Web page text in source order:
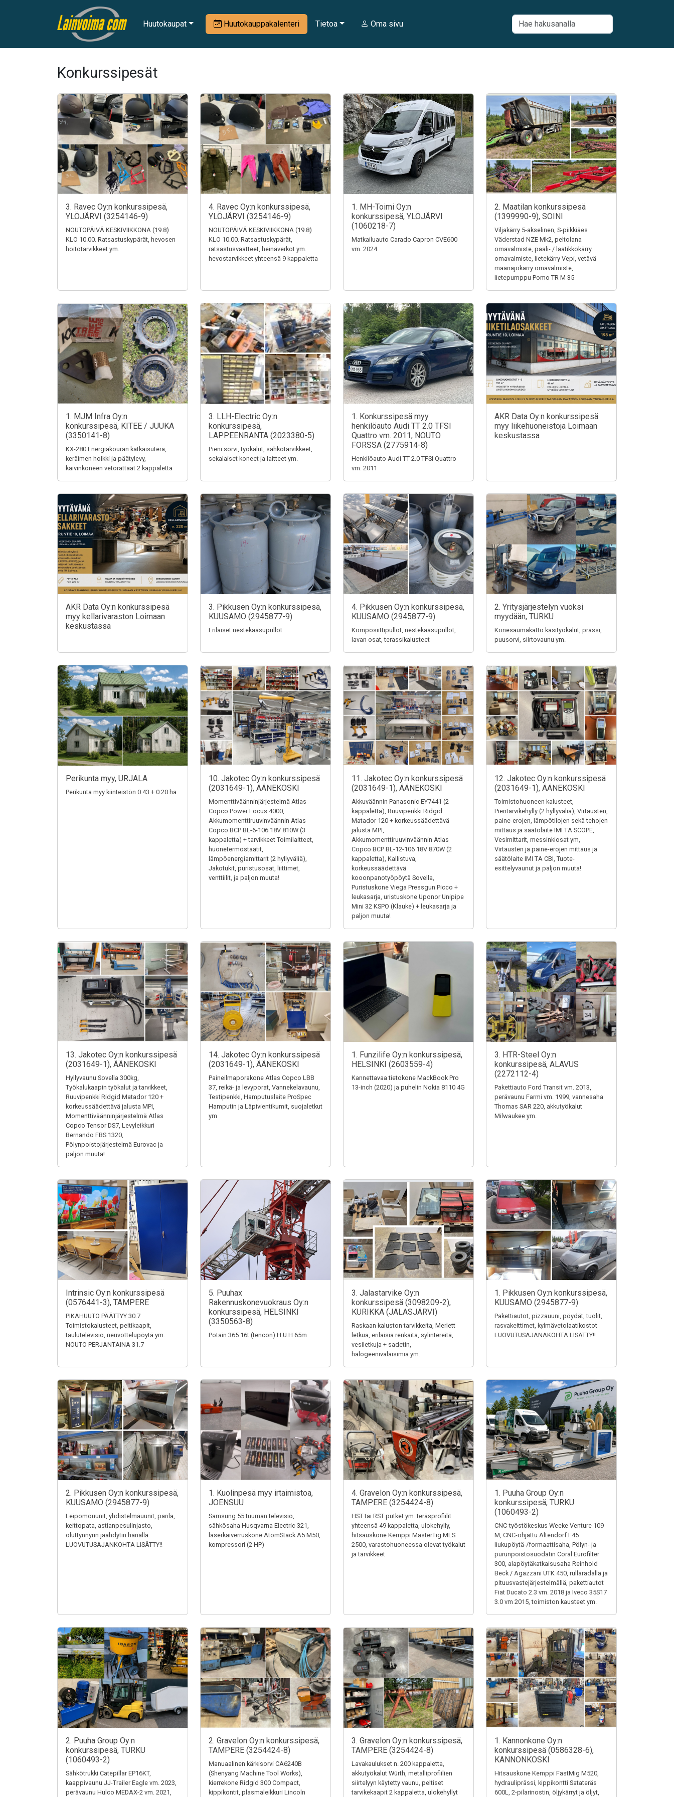
Huutokaupat Huutokauppakalenteri Tietoa Oma sivu
Konkurssipesät
3. Ravec Oy:n konkurssipesä,
YLÖJÄRVI (3254146-9)
NOUTOPÄIVÄ KESKIVIIKKONA (19.8)
KLO 10.00. Ratsastuskypärät, hevosen
hoitotarvikkeet ym.
4. Ravec Oy:n konkurssipesä,
YLÖJÄRVI (3254146-9)
NOUTOPÄIVÄ KESKIVIIKKONA (19.8)
KLO 10.00. Ratsastuskypärät,
ratsastusvaatteet, heinäverkot ym.
hevostarvikkeet yhteensä 9 kappaletta
1. MH-Toimi Oy:n
konkurssipesä, YLÖJÄRVI
(1060218-7)
Matkailuauto Carado Capron CVE600
vm. 2024
2. Maatilan konkurssipesä
(1399990-9), SOINI
Viljakärry 5-akselinen, S-piikkiäes
Väderstad NZE Mk2, peltolana
omavalmiste, paali- / laatikkokärry
omavalmiste, lietekärry Vepi, vetävä
maanajokärry omavalmiste,
lietepumppu Pomo TR M 35
1. MJM Infra Oy:n
konkurssipesä, KITEE / JUUKA
(3350141-8)
KX-280 Energiakouran katkaisuterä,
keräimen holkki ja päätylevy,
kaivinkoneen vetorattaat 2 kappaletta
3. LLH-Electric Oy:n
konkurssipesä,
LAPPEENRANTA (2023380-5)
Pieni sorvi, työkalut, sähkötarvikkeet,
sekalaiset koneet ja laitteet ym.
1. Konkurssipesä myy
henkilöauto Audi TT 2.0 TFSI
Quattro vm. 2011, NOUTO
FORSSA (2775914-8)
Henkilöauto Audi TT 2.0 TFSI Quattro
vm. 2011
AKR Data Oy:n konkurssipesä
myy liikehuoneistoja Loimaan
keskustassa
AKR Data Oy:n konkurssipesä
myy kellarivaraston Loimaan
keskustassa
3. Pikkusen Oy:n konkurssipesä,
KUUSAMO (2945877-9)
Erilaiset nestekaasupullot
4. Pikkusen Oy:n konkurssipesä,
KUUSAMO (2945877-9)
Komposiittipullot, nestekaasupullot,
lavan osat, terassikalusteet
2. Yritysjärjestelyn vuoksi
myydään, TURKU
Konesaumakatto käsityökalut, prässi,
puusorvi, siirtovaunu ym.
Perikunta myy, URJALA
Perikunta myy kiinteistön 0.43 + 0.20 ha
10. Jakotec Oy:n konkurssipesä
(2031649-1), ÄÄNEKOSKI
Momenttiväänninjärjestelmä Atlas
Copco Power Focus 4000,
Akkumomenttiruuvinväännin Atlas
Copco BCP BL-6-106 18V 810W (3
kappaletta) + tarvikkeet Toimilaitteet,
huonetermostaatit,
lämpöenergiamittarit (2 hyllyväliä),
Jakotukit, puristusosat, liittimet,
venttiilit, ja paljon muuta!
11. Jakotec Oy:n konkurssipesä
(2031649-1), ÄÄNEKOSKI
Akkuväännin Panasonic EY7441 (2
kappaletta), Ruuvipenkki Ridgid
Matador 120 + korkeussäädettävä
jalusta MPI,
Akkumomenttiruuvinväännin Atlas
Copco BCP BL-12-106 18V 870W (2
kappaletta), Kallistuva,
korkeussäädettävä
kooonpanotyöpöytä Sovella,
Puristuskone Viega Pressgun Picco +
leukasarja, uristuskone Uponor Unipipe
Mini 32 KSPO (Klauke) + leukasarja ja
paljon muuta!
12. Jakotec Oy:n konkurssipesä
(2031649-1), ÄÄNEKOSKI
Toimistohuoneen kalusteet,
Pientarvikehylly (2 hyllyväliä), Virtausten,
paine-erojen, lämpötilojen sekä tehojen
mittaus ja säätölaite IMI TA SCOPE,
Vesimittarit, messinkiosat ym,
Virtausten ja paine-erojen mittaus ja
säätölaite IMI TA CBI, Tuote-
esittelyvaunut ja paljon muuta!
13. Jakotec Oy:n konkurssipesä
(2031649-1), ÄÄNEKOSKI
Hyllyvaunu Sovella 300kg,
Työkalukaapin työkalut ja tarvikkeet,
Ruuvipenkki Ridgid Matador 120 +
korkeussäädettävä jalusta MPI,
Momenttiväänninjärjestelmä Atlas
Copco Tensor DS7, Levyleikkuri
Bernando FBS 1320,
Pölynpoistojärjestelmä Eurovac ja
paljon muuta!
14. Jakotec Oy:n konkurssipesä
(2031649-1), ÄÄNEKOSKI
Paineilmaporakone Atlas Copco LBB
37, reikä- ja levyporat, Vannekelavaunu,
Testipenkki, Hamputuslaite ProSpec
Hamputin ja Läpivientikumit, suojaletkut
ym
1. Funzilife Oy:n konkurssipesä,
HELSINKI (2603559-4)
Kannettavaa tietokone MackBook Pro
13-inch (2020) ja puhelin Nokia 8110 4G
3. HTR-Steel Oy:n
konkurssipesä, ALAVUS
(2272112-4)
Pakettiauto Ford Transit vm. 2013,
perävaunu Farmi vm. 1999, vannesaha
Thomas SAR 220, akkutyökalut
Milwaukee ym.
Intrinsic Oy:n konkurssipesä
(0576441-3), TAMPERE
PIKAHUUTO PÄÄTTYY 30.7
Toimistokalusteet, peltikaapit,
taulutelevisio, neuvottelupöytä ym.
NOUTO PERJANTAINA 31.7
5. Puuhax
Rakennuskonevuokraus Oy:n
konkurssipesä, HELSINKI
(3350563-8)
Potain 365 16t (tencon) H.U.H 65m
3. Jalastarvike Oy:n
konkurssipesä (3098209-2),
KURIKKA (JALASJÄRVI)
Raskaan kaluston tarvikkeita, Merlett
letkua, erilaisia renkaita, sylintereitä,
vesiletkuja + sadetin,
halogeenivalaisimia ym.
1. Pikkusen Oy:n konkurssipesä,
KUUSAMO (2945877-9)
Pakettiautot, pizzauuni, pöydät, tuolit,
rasvakeittimet, kylmävetolaatikostot
LUOVUTUSAJANAKOHTA LISÄTTY!!
2. Pikkusen Oy:n konkurssipesä,
KUUSAMO (2945877-9)
Leipomouunit, yhdistelmäuunit, parila,
keittopata, astianpesulinjasto,
oluttynnyrin jäähdytin hanalla
LUOVUTUSAJANKOHTA LISÄTTY!!
1. Kuolinpesä myy irtaimistoa,
JOENSUU
Samsung 55 tuuman televisio,
sähkösaha Husqvarna Electric 321,
laserkaiverruskone AtomStack A5 M50,
kompressori (2 HP)
4. Gravelon Oy:n konkurssipesä,
TAMPERE (3254424-8)
HST tai RST putket ym. teräsprofiilit
yhteensä 49 kappaletta, ulokehylly,
hitsauskone Kemppi MasterTig MLS
2500, varastohuoneessa olevat työkalut
ja tarvikkeet
1. Puuha Group Oy:n
konkurssipesä, TURKU
(1060493-2)
CNC-työstökeskus Weeke Venture 109
M, CNC-ohjattu Altendorf F45
liukupöytä-/formaattisaha, Pölyn- ja
purunpoistosuodatin Coral Eurofilter
300, alapöytäkatkaisusaha Reinhold
Beck / Agazzani UTK 450, rullaradalla ja
pituusvastejärjestelmällä, pakettiautot
Fiat Ducato 2.3 vm. 2018 ja Iveco 35S17
3.0 vm 2015, toimiston kausteet ym.
2. Puuha Group Oy:n
konkurssipesä, TURKU
(1060493-2)
Sähkötrukki Catepillar EP16KT,
kaappivaunu JJ-Trailer Eagle vm. 2023,
perävaunu Hulco MEDAX-2 vm. 2021,
2. Gravelon Oy:n konkurssipesä,
TAMPERE (3254424-8)
Manuaalinen kärkisorvi CA6240B
(Shenyang Machine Tool Works),
kierrekone Ridgid 300 Compact,
kippikontit, plasmaleikkuri Lincoln
3. Gravelon Oy:n konkurssipesä,
TAMPERE (3254424-8)
Lavakaulukset n. 200 kappaletta,
akkutyökalut Würth, metalliprofiilien
siirtelyyn käytetty vaunu, peltiset
tarvikekaapit 2 kappaletta, ulokehyllyt
1. Kannonkone Oy:n
konkurssipesä (0586328-6),
KANNONKOSKI
Hitsauskone Kemppi FastMig M520,
hydrauliprässi, kippikontti Satateräs
600L, 2-pilarinostin, öljykärryt ja öljyt,